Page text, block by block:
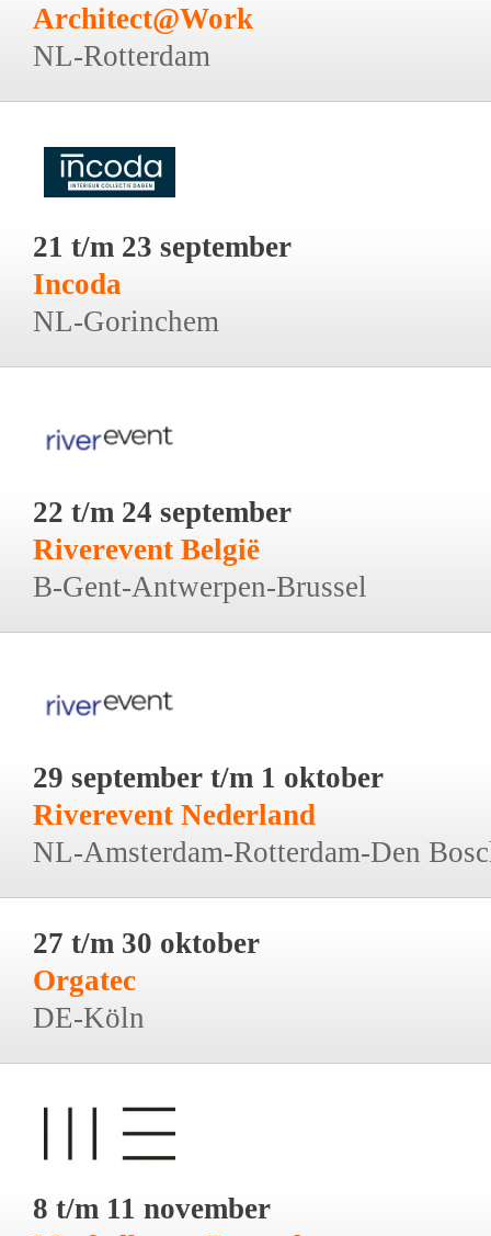
Architect@Work
NL-Rotterdam
21 t/m 23 september
Incoda
NL-Gorinchem
22 t/m 24 september
Riverevent België
B-Gent-Antwerpen-Brussel
29 september t/m 1 oktober
Riverevent Nederland
NL-Amsterdam-Rotterdam-Den
27 t/m 30 oktober
Orgatec
DE-Köln
8 t/m 11 november